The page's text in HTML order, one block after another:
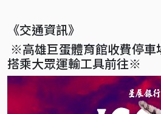
《交通資訊》
※高雄巨蛋體育館收費停車
搭乘大眾運輸工具前往※